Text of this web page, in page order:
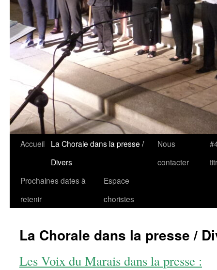
Accueil
La Chorale dans la presse /
Divers
Nous
contacter
Prochaines dates à
retenir
Espace
choristes
La Chorale dans la presse /
Les Voix du Marais dans la presse :